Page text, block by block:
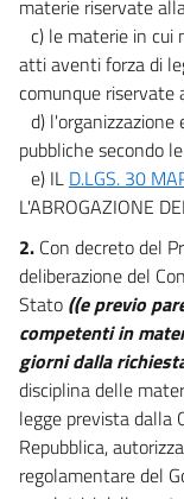
22
23
24
25
26
27
29
PERSONALE
30
31
32
33
materie riservate
c) le materie in cui
atti aventi forza di
comunque riservate
d)
pubbliche secondo
e) IL D.LGS. 30
L'ABROGAZIONE
2. Con decreto del
deliberazione del
Stato ((e previo
competenti in
giorni dalla
disciplina delle
legge prevista dalla
Repubblica,
regolamentare del